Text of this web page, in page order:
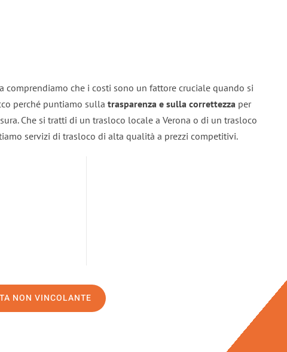
comprendiamo che i costi sono un fattore cruciale quando si
perché puntiamo sulla trasparenza e sulla correttezza per
Che si tratti di un trasloco locale a Verona o di un trasloco
servizi di trasloco di alta qualità a prezzi competitivi.
NON VINCOLANTE